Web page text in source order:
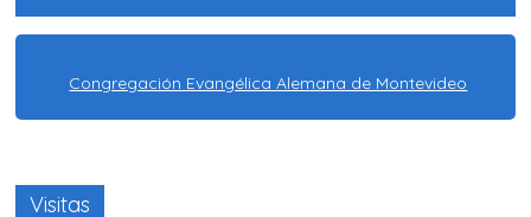
Congregación Evangélica Alemana de Montevideo
Visitas